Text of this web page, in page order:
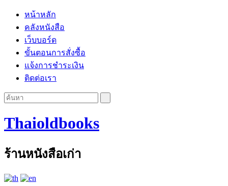
หน้าหลัก
คลังหนังสือ
เว็บบอร์ด
ขั้นตอนการสั่งซื้อ
แจ้งการชำระเงิน
ติดต่อเรา
Thaioldbooks
ร้านหนังสือเก่า